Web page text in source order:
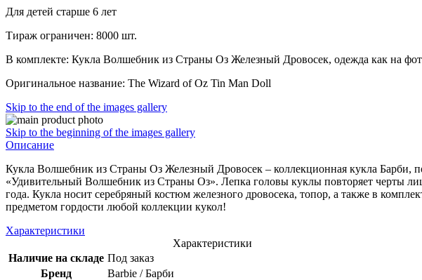
Для детей старше 6 лет
Тираж ограничен: 8000 шт.
В комплекте: Кукла Волшебник из Страны Оз Железный Дровосек, одежда как на
Оригинальное название: The Wizard of Oz Tin Man Doll
Skip to the end of the images gallery
Skip to the beginning of the images gallery
Описание
Кукла Волшебник из Страны Оз Железный Дровосек – коллекционная кукла Барби,
«Удивительный Волшебник из Страны Оз». Лепка головы куклы повторяет черты
года. Кукла носит серебряный костюм железного дровосека, топор, а также в
предметом гордости любой коллекции кукол!
Характеристики
Характеристики
Наличие на складе Под заказ
Бренд
Barbie / Барби